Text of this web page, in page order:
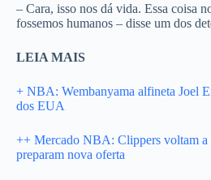
– Cara, isso nos dá vida. Essa coisa
fossemos humanos – disse um dos
LEIA MAIS
+ NBA: Wembanyama alfineta Joel
dos EUA
++ Mercado NBA: Clippers voltam a
preparam nova oferta